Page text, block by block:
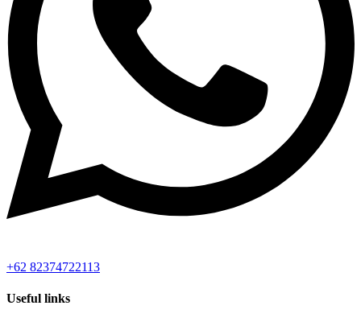
+62 82374722113
Useful links